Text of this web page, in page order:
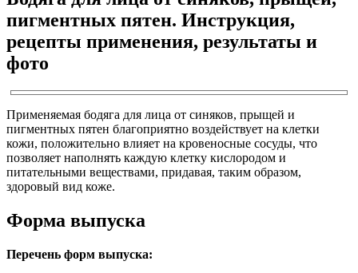
пигментных пятен. Инструкция,
рецепты применения, результаты и
фото
Применяемая бодяга для лица от синяков, прыщей и
пигментных пятен благоприятно воздействует на клетки
кожи, положительно влияет на кровеносные сосуды, что
позволяет наполнять каждую клетку кислородом и
питательными веществами, придавая, таким образом,
здоровый вид коже.
Форма выпуска
Перечень форм выпуска: